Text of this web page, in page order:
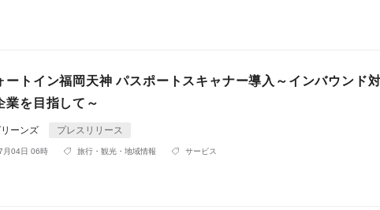
ートイン福岡天神 パスポートスキャナー導入～インバウンド
業を目指して～
ーンズ プレスリリース
月04日 06時 旅行・観光・地域情報 サービス